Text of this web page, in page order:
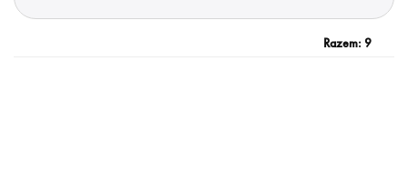
Razem: 9